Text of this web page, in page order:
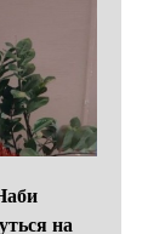
на